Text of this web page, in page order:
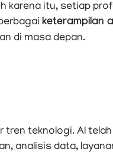
karena itu, setiap
keterampilan
di masa depan.
teknologi. AI
analisis data,